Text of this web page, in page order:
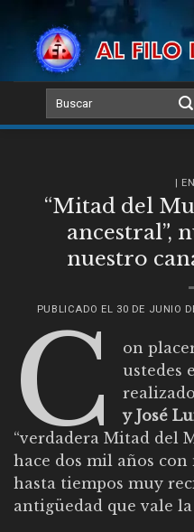
content
|
“Mitad del
ancestral”,
nuestro
PUBLICADO EL 30 DE JUNIO
C
on
ustedes
y José
“verdadera Mitad del
hace dos mil años
hasta tiempos muy
antigüedad que vale